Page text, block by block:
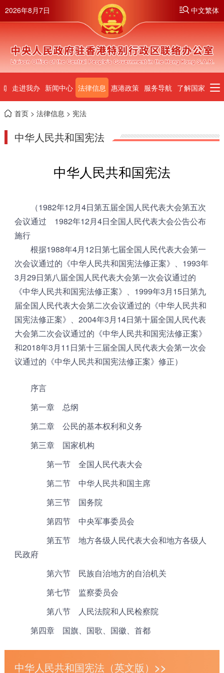
2026年8月7日 中文繁体
走进我办 新闻中心 法律信息 惠港政策 服务导航 了解国家
首页> 法律信息 > 宪法
中华人民共和国宪法
中华人民共和国宪法
（1982年12月4日第五届全国人民代表大会第五次
会议通过 1982年12月4日全国人民代表大会公告公布
施行
根据1988年4月12日第七届全国人民代表大会第一
次会议通过的《中华人民共和国宪法修正案》、1993年
3月29日第八届全国人民代表大会第一次会议通过的
《中华人民共和国宪法修正案》、1999年3月15日第九
届全国人民代表大会第二次会议通过的《中华人民共和
国宪法修正案》、2004年3月14日第十届全国人民代表
大会第二次会议通过的《中华人民共和国宪法修正案》
和2018年3月11日第十三届全国人民代表大会第一次会
议通过的《中华人民共和国宪法修正案》修正）
序言
第一章 总纲
第二章 公民的基本权利和义务
第三章 国家机构
第一节 全国人民代表大会
第二节 中华人民共和国主席
第三节 国务院
第四节 中央军事委员会
第五节 地方各级人民代表大会和地方各级人
民政府
第六节 民族自治地方的自治机关
第七节 监察委员会
第八节 人民法院和人民检察院
第四章 国旗、国歌、国徽、首都
中华人民共和国宪法（英文版）>>